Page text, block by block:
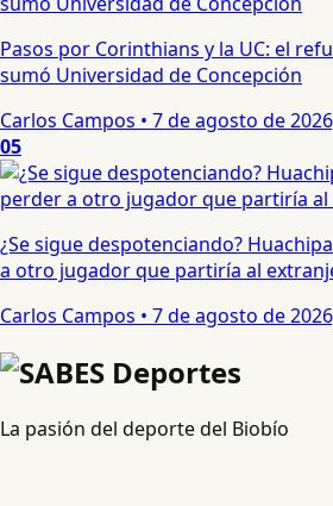
Pasos por Corinthians y la UC: el
sumó Universidad de Concepción
Carlos Campos • 7 de agosto de
05
¿Se sigue despotenciando?
a otro jugador que partiría al
Carlos Campos • 7 de agosto de
La pasión del deporte del Biobío